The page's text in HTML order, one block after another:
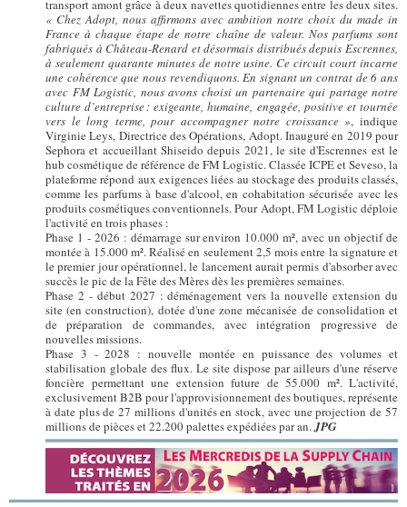
transport amont grâce à deux navettes quotidiennes entre les deux sites.
« Chez Adopt, nous affirmons avec ambition notre choix du made in
France à chaque étape de notre chaîne de valeur. Nos parfums sont
fabriqués à Château-Renard et désormais distribués depuis Escrennes,
à seulement quarante minutes de notre usine. Ce circuit court incarne
une cohérence que nous revendiquons. En signant un contrat de 6 ans
avec FM Logistic, nous avons choisi un partenaire qui partage notre
culture d’entreprise : exigeante, humaine, engagée, positive et tournée
vers le long terme, pour accompagner notre croissance », indique
Virginie Leys, Directrice des Opérations, Adopt. Inauguré en 2019 pour
Sephora et accueillant Shiseido depuis 2021, le site d'Escrennes est le
hub cosmétique de référence de FM Logistic. Classée ICPE et Seveso, la
plateforme répond aux exigences liées au stockage des produits classés,
comme les parfums à base d'alcool, en cohabitation sécurisée avec les
produits cosmétiques conventionnels. Pour Adopt, FM Logistic déploie
l'activité en trois phases :
Phase 1 - 2026 : démarrage sur environ 10.000 m², avec un objectif de
montée à 15.000 m². Réalisé en seulement 2,5 mois entre la signature et
le premier jour opérationnel, le lancement aurait permis d'absorber avec
succès le pic de la Fête des Mères dès les premières semaines.
Phase 2 - début 2027 : déménagement vers la nouvelle extension du
site (en construction), dotée d'une zone mécanisée de consolidation et
de préparation de commandes, avec intégration progressive de
nouvelles missions.
Phase 3 - 2028 : nouvelle montée en puissance des volumes et
stabilisation globale des flux. Le site dispose par ailleurs d'une réserve
foncière permettant une extension future de 55.000 m². L'activité,
exclusivement B2B pour l'approvisionnement des boutiques, représente
à date plus de 27 millions d'unités en stock, avec une projection de 57
millions de pièces et 22.200 palettes expédiées par an.JPG